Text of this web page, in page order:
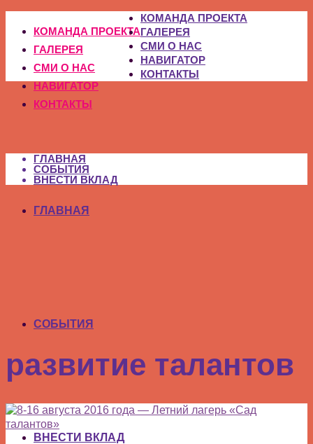
КОМАНДА ПРОЕКТА
ГАЛЕРЕЯ
СМИ О НАС
НАВИГАТОР
КОНТАКТЫ
КОМАНДА ПРОЕКТА
ГАЛЕРЕЯ
СМИ О НАС
НАВИГАТОР
КОНТАКТЫ
ГЛАВНАЯ
СОБЫТИЯ
ВНЕСТИ ВКЛАД
ГЛАВНАЯ
СОБЫТИЯ
ВНЕСТИ ВКЛАД
развитие талантов